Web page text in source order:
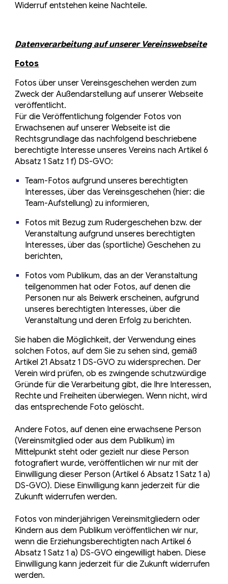
Widerruf entstehen keine Nachteile.
Datenverarbeitung auf unserer Vereinswebseite
Fotos
Fotos über unser Vereinsgeschehen werden zum
Zweck der Außendarstellung auf unserer Webseite
veröffentlicht.
Für die Veröffentlichung folgender Fotos von
Erwachsenen auf unserer Webseite ist die
Rechtsgrundlage das nachfolgend beschriebene
berechtigte Interesse unseres Vereins nach Artikel 6
Absatz 1 Satz 1 f) DS-GVO:
Team-Fotos aufgrund unseres berechtigten
Interesses, über das Vereinsgeschehen (hier: die
Team-Aufstellung) zu informieren,
Fotos mit Bezug zum Rudergeschehen bzw. der
Veranstaltung aufgrund unseres berechtigten
Interesses, über das (sportliche) Geschehen zu
berichten,
Fotos vom Publikum, das an der Veranstaltung
teilgenommen hat oder Fotos, auf denen die
Personen nur als Beiwerk erscheinen, aufgrund
unseres berechtigten Interesses, über die
Veranstaltung und deren Erfolg zu berichten.
Sie haben die Möglichkeit, der Verwendung eines
solchen Fotos, auf dem Sie zu sehen sind, gemäß
Artikel 21 Absatz 1 DS-GVO zu widersprechen. Der
Verein wird prüfen, ob es zwingende schutzwürdige
Gründe für die Verarbeitung gibt, die Ihre Interessen,
Rechte und Freiheiten überwiegen. Wenn nicht, wird
das entsprechende Foto gelöscht.
Andere Fotos, auf denen eine erwachsene Person
(Vereinsmitglied oder aus dem Publikum) im
Mittelpunkt steht oder gezielt nur diese Person
fotografiert wurde, veröffentlichen wir nur mit der
Einwilligung dieser Person (Artikel 6 Absatz 1 Satz 1 a)
DS-GVO). Diese Einwilligung kann jederzeit für die
Zukunft widerrufen werden.
Fotos von minderjährigen Vereinsmitgliedern oder
Kindern aus dem Publikum veröffentlichen wir nur,
wenn die Erziehungsberechtigten nach Artikel 6
Absatz 1 Satz 1 a) DS-GVO eingewilligt haben. Diese
Einwilligung kann jederzeit für die Zukunft widerrufen
werden.